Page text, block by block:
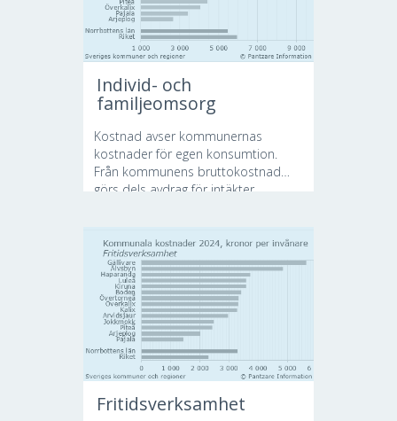
Individ- och
familjeomsorg
Kostnad avser kommunernas
kostnader för egen konsumtion.
Från kommunens bruttokostnad
görs dels avdrag för intäkter...
Fritidsverksamhet